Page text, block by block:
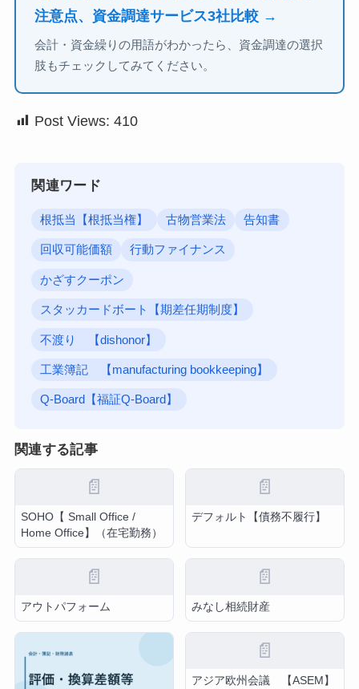
注意点、資金調達サービス3社比較 →
会計・資金繰りの用語がわかったら、資金調達の選択
肢もチェックしてみてください。
Post Views: 410
関連ワード
根抵当【根抵当権】 古物営業法 告知書
回収可能価額 行動ファイナンス
かざすクーポン
スタッカードボート【期差任期制度】
不渡り 【dishonor】
工業簿記 【manufacturing bookkeeping】
Q-Board【福証Q-Board】
関連する記事
📄
SOHO【 Small Office /
Home Office】（在宅勤務）
📄
デフォルト【債務不履行】
📄
アウトパフォーム
📄
みなし相続財産
📄
アジア欧州会議 【ASEM】